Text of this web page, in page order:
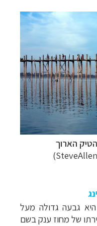
הארוך
)
גבעה גדולה מעל
של מחוז ענק בשם